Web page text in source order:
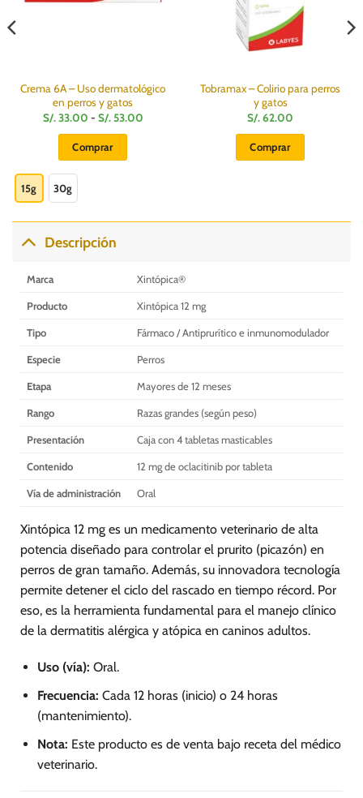
Crema 6A – Uso dermatológico
en perros y gatos
S/.33.00 - S/. 53.00Rango
Comprar
múltiples
variantes.
Las
15g 30g
Tobramax – Colirio para perros
y gatos
S/.62.00
Comprar
Descripción
Marca Xintópica®
Producto Xintópica 12 mg
Tipo Fármaco / Antiprurítico e inmunomodulador
Especie Perros
Etapa Mayores de 12 meses
Rango Razas grandes (según peso)
Presentación Caja con 4 tabletas masticables
Contenido 12 mg de oclacitinib por tableta
Vía de administración Oral
Xintópica 12 mg es un medicamento veterinario de alta
potencia diseñado para controlar el prurito (picazón) en
perros de gran tamaño. Además, su innovadora tecnología
permite detener el ciclo del rascado en tiempo récord. Por
eso, es la herramienta fundamental para el manejo clínico
de la dermatitis alérgica y atópica en caninos adultos.
Uso (vía): Oral.
Frecuencia: Cada 12 horas (inicio) o 24 horas
(mantenimiento).
Nota: Este producto es de venta bajo receta del médico
veterinario.